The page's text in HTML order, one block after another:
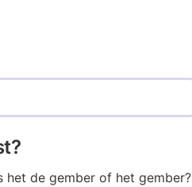
de gember of het gember?